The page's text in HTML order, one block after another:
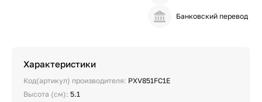
Банковский перевод
Характеристики
Код(артикул) производителя: PXV851FC1E
Высота (см): 5.1